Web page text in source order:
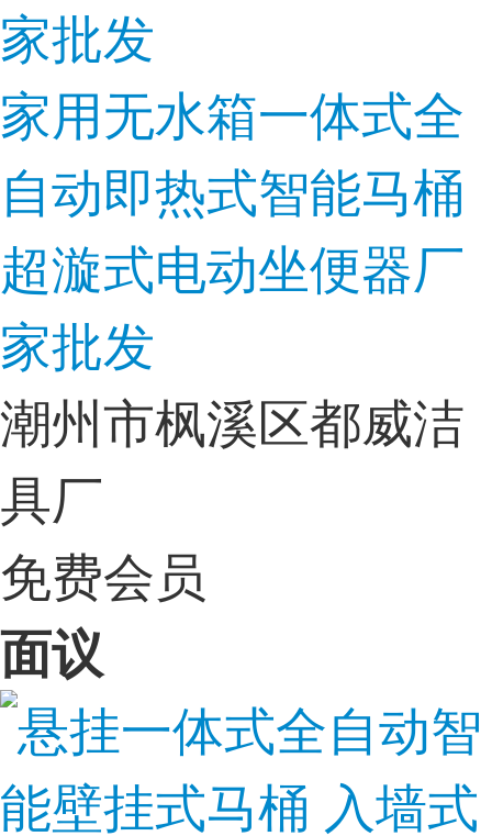
家用无水箱一体式全
自动即热式智能马桶
超漩式电动坐便器厂
家批发
潮州市枫溪区都威洁
具厂
免费会员
面议